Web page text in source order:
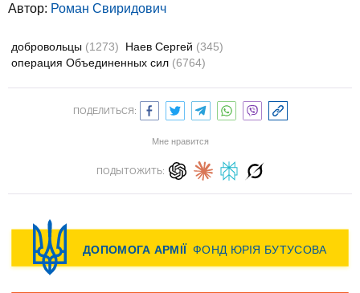
Автор: Роман Свиридович
добровольцы (1273) Наев Сергей (345)
операция Объединенных сил (6764)
ПОДЕЛИТЬСЯ:
Мне нравится
ПОДЫТОЖИТЬ: